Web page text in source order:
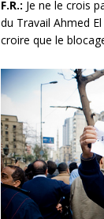
F.R.: Je ne le crois
du Travail Ahmed
croire que le